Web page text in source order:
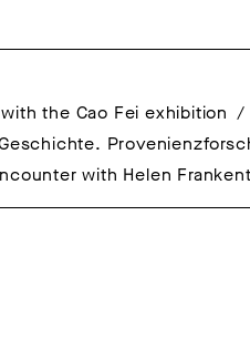
the Cao Fei exhibition
with Helen